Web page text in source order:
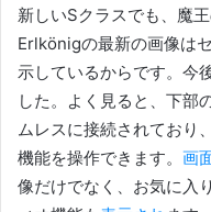
新しいSクラスでも、魔
Erlkönigの最新の画像は
示しているからです。 今
した。
よく見ると、下部
ムレスに接続されており
機能を操作できます。 画
像だけでなく、お気に入